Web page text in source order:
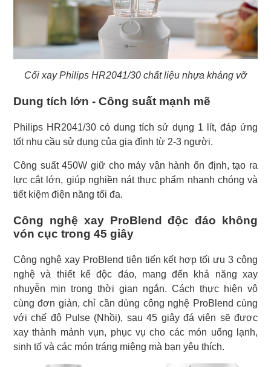
Cối xay Philips HR2041/30 chất liệu nhựa kháng vỡ
Dung tích lớn - Công suất mạnh mẽ
Philips HR2041/30 có dung tích sử dụng 1 lít, đáp ứng
tốt nhu cầu sử dụng của gia đình từ 2-3 người.
Công suất 450W giữ cho máy vận hành ổn định, tạo ra
lực cắt lớn, giúp nghiền nát thực phẩm nhanh chóng và
tiết kiệm điện năng tối đa.
Công nghệ xay ProBlend độc đáo không
vón cục trong 45 giây
Công nghệ xay ProBlend tiên tiến kết hợp tối ưu 3 công
nghệ và thiết kế độc đáo, mang đến khả năng xay
nhuyễn mịn trong thời gian ngắn. Cách thực hiện vô
cùng đơn giản, chỉ cần dùng công nghệ ProBlend cùng
với chế độ Pulse (Nhồi), sau 45 giây đá viên sẽ được
xay thành mảnh vụn, phục vụ cho các món uống lạnh,
sinh tố và các món tráng miệng mà bạn yêu thích.